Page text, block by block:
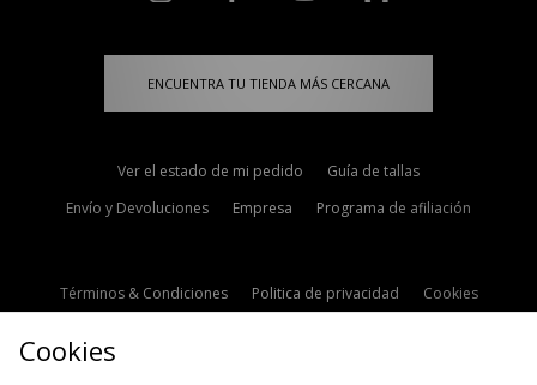
ENCUENTRA TU TIENDA MÁS CERCANA
Ver el estado de mi pedido
Guía de tallas
Envío y Devoluciones
Empresa Programa de afiliación
Términos & Condiciones Politica de privacidad
Cookies
Cookies